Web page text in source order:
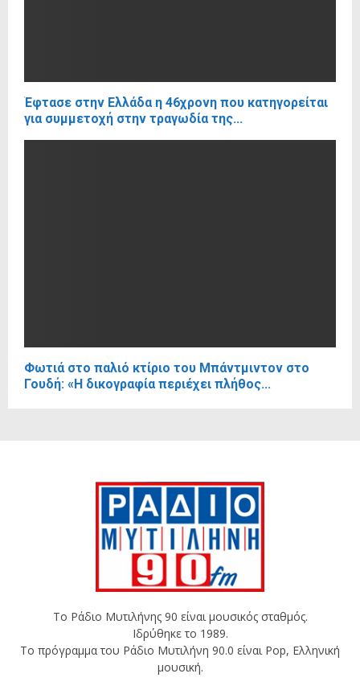
Έφτασε στην Ελλάδα η 46χρονη που κατηγορείται
για συμμετοχή στην τραγωδία της...
Φωτιά στο παλιό κτίριο του Μπάντμιντον στο
Γουδή: «Η δικογραφία περιέχει πλήθος...
Το Ράδιο Μυτιλήνης 90 είναι μουσικός σταθμός.
Ιδρύθηκε το 1989.
Το πρόγραμμα του Ράδιο Μυτιλήνη 90.0 είναι Pop, Ελληνική
μουσική.